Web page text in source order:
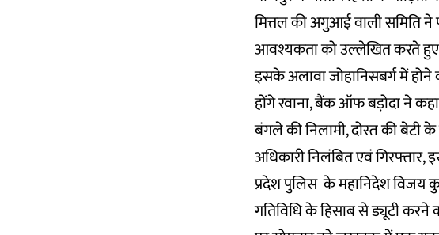
मित्तल की अगुआई वाली समिति
आवश्यकता को उल्लेखित करते हुए
इसके अलावा जोहानिसबर्ग में
होंगे रवाना, बैंक ऑफ बड़ोदा ने
बंगले की निलामी, दोस्त की बेटी
अधिकारी निलंबित एवं गिरफ्तार,
प्रदेश पुलिस के महानिदेश विजय
गतिविधि के हिसाब से ड्यूटी करने